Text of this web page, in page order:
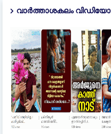
വാർത്താശകലം വിഡിയോ